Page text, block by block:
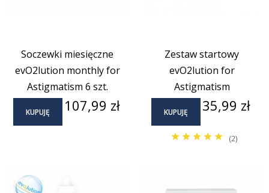
Soczewki miesięczne
evO2lution monthly for
Astigmatism 6 szt.
KUPUJĘ Cena
107,99 zł
Zestaw startowy
evO2lution for
Astigmatism
KUPUJĘ Cena
35,99 zł
(2)